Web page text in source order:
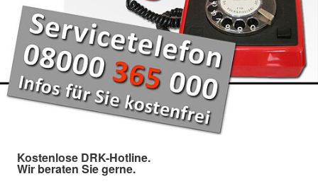
Kostenlose DRK-Hotline.
Wir beraten Sie gerne.